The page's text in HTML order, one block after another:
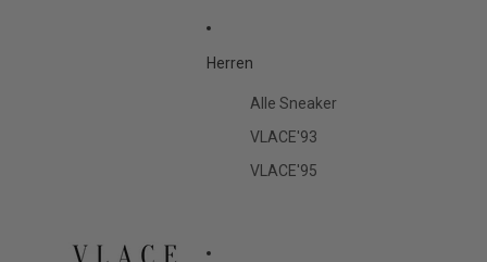
Herren
Alle Sneaker
VLACE'93
VLACE'95